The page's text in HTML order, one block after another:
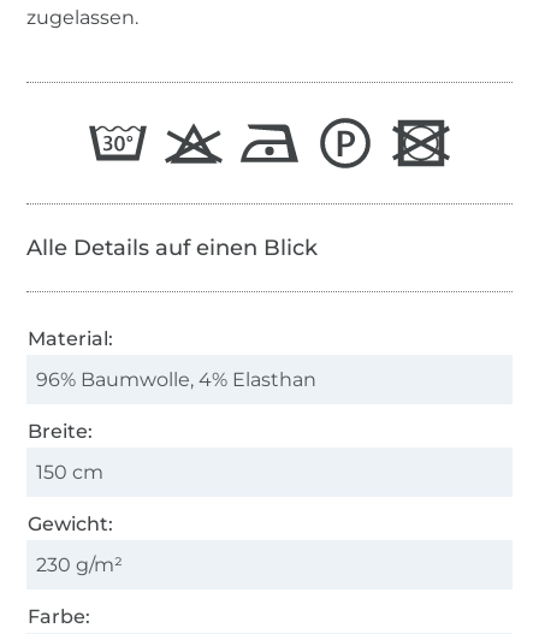
zugelassen.
Alle Details auf einen Blick
Material:
96% Baumwolle, 4% Elasthan
Breite:
150 cm
Gewicht:
230 g/m²
Farbe: